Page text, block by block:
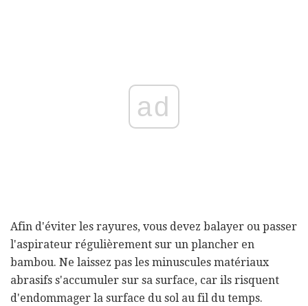
ad
Afin d'éviter les rayures, vous devez balayer ou passer
l'aspirateur régulièrement sur un plancher en
bambou. Ne laissez pas les minuscules matériaux
abrasifs s'accumuler sur sa surface, car ils risquent
d'endommager la surface du sol au fil du temps.